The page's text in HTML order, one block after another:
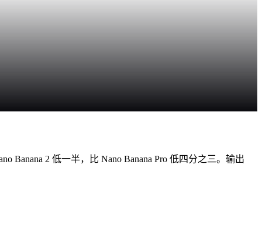
Banana 2 低一半，比 Nano Banana Pro 低四分之三。输出